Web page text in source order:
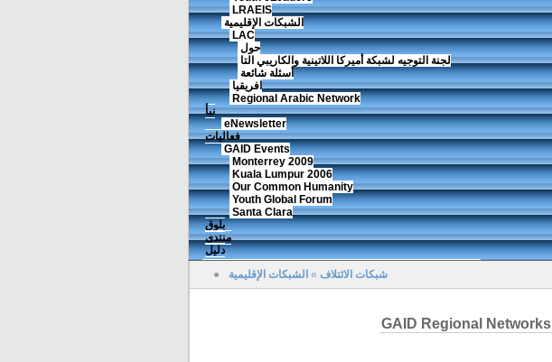
LRAEIS
الشبكات الإقليمية
LAC
حول
لجنة التوجيه لشبكة أميركا اللاتينية والكاريبي التا
أسئلة شائعة
افريقيا
Regional Arabic Network
نبأ
eNewsletter
فعاليات
GAID Events
Monterrey 2009
Kuala Lumpur 2006
Our Common Humanity
Youth Global Forum
Santa Clara
بلوق
منتدى
دليل
●
شبكات الائتلاف » الشبكات الإقليمية
GAID Regional Networks